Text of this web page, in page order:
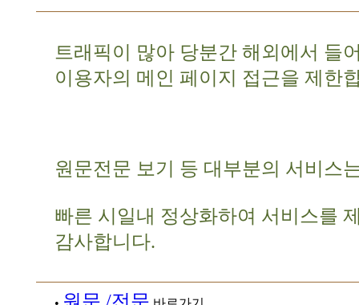
트래픽이 많아 당분간 해외에서 들
이용자의 메인 페이지 접근을 제한
원문전문 보기 등 대부분의 서비스
빠른 시일내 정상화하여 서비스를
감사합니다.